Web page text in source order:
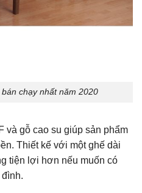
chạy nhất năm 2020
và gỗ cao su giúp sản phẩm
Thiết kế với một ghế dài
tiện lợi hơn nếu muốn có